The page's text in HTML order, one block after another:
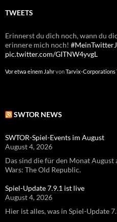
TWEETS
Erinnerst du dich noch, wann du
erinnere mich noch!
pic.twitter.com/GITNW4yvgL
Vor etwa einem JahrvonTarvix-Corporations
SWTOR NEWS
SWTOR-Spiel-Events im August
August 4, 2026
Das sind die für den Monat August
Wars: The Old Republic.
Spiel-Update 7.9.1 ist live
August 4, 2026
Hier ist alles, was in Spiel-Update